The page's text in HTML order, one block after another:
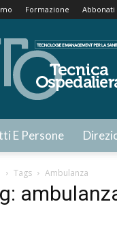
Formazione Abbonati
Ospedaliera
E Persone
Tags Ambulanza